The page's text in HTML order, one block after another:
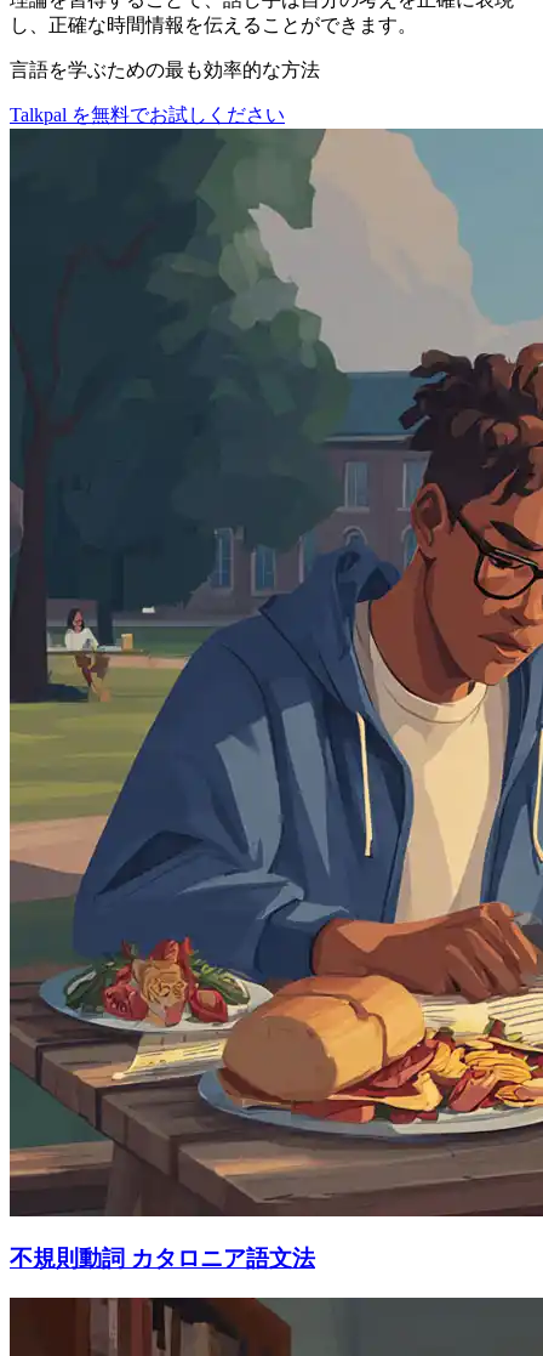
し、正確な時間情報を伝えることができます。
言語を学ぶための最も効率的な方法
Talkpal を無料でお試しください
不規則動詞 カタロニア語文法